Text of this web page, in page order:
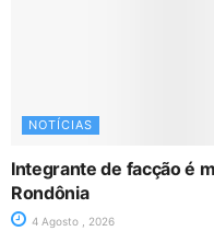
NOTÍCIAS
Integrante de facção é
Rondônia
4 Agosto , 2026